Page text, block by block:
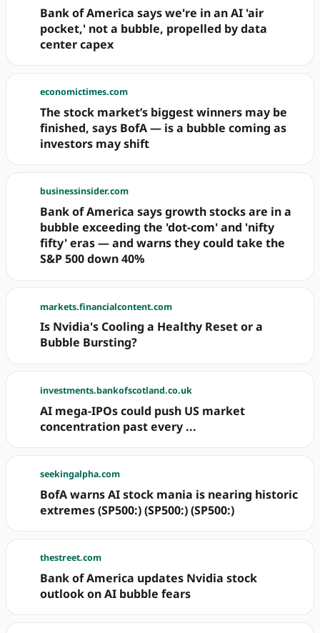
Bank of America says we're in an AI 'air
pocket,' not a bubble, propelled by data
center capex
economictimes.com
The stock market’s biggest winners may be
finished, says BofA — is a bubble coming as
investors may shift
businessinsider.com
Bank of America says growth stocks are in a
bubble exceeding the 'dot-com' and 'nifty
fifty' eras — and warns they could take the
S&P 500 down 40%
markets.financialcontent.com
Is Nvidia's Cooling a Healthy Reset or a
Bubble Bursting?
investments.bankofscotland.co.uk
AI mega-IPOs could push US market
concentration past every ...
seekingalpha.com
BofA warns AI stock mania is nearing historic
extremes (SP500:) (SP500:) (SP500:)
thestreet.com
Bank of America updates Nvidia stock
outlook on AI bubble fears